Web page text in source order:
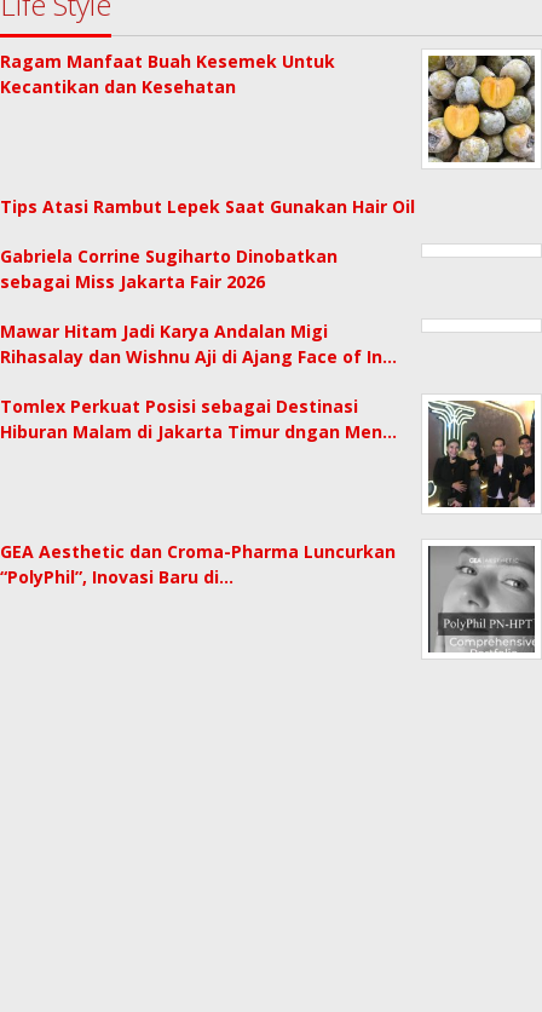
Ragam Manfaat Buah Kesemek Untuk
Kecantikan dan Kesehatan
Tips Atasi Rambut Lepek Saat Gunakan Hair Oil
Gabriela Corrine Sugiharto Dinobatkan
sebagai Miss Jakarta Fair 2026
Mawar Hitam Jadi Karya Andalan Migi
Rihasalay dan Wishnu Aji di Ajang Face of In…
Tomlex Perkuat Posisi sebagai Destinasi
Hiburan Malam di Jakarta Timur dngan Men…
GEA Aesthetic dan Croma-Pharma Luncurkan
“PolyPhil”, Inovasi Baru di…